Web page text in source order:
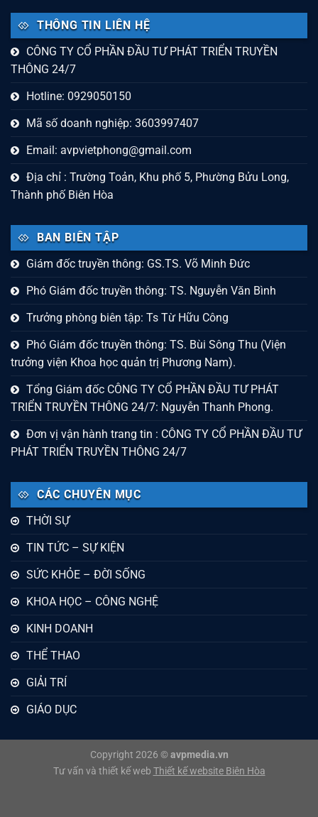
THÔNG TIN LIÊN HỆ
CÔNG TY CỔ PHẦN ĐẦU TƯ PHÁT TRIỂN TRUYỀN
THÔNG 24/7
Hotline: 0929050150
Mã số doanh nghiệp: 3603997407
Email: avpvietphong@gmail.com
Địa chỉ : Trường Toản, Khu phố 5, Phường Bửu Long,
Thành phố Biên Hòa
BAN BIÊN TẬP
Giám đốc truyền thông: GS.TS. Võ Minh Đức
Phó Giám đốc truyền thông: TS. Nguyễn Văn Bình
Trưởng phòng biên tập: Ts Từ Hữu Công
Phó Giám đốc truyền thông: TS. Bùi Sông Thu (Viện
trưởng viện Khoa học quản trị Phương Nam).
Tổng Giám đốc CÔNG TY CỔ PHẦN ĐẦU TƯ PHÁT
TRIỂN TRUYỀN THÔNG 24/7: Nguyễn Thanh Phong.
Đơn vị vận hành trang tin : CÔNG TY CỔ PHẦN ĐẦU TƯ
PHÁT TRIỂN TRUYỀN THÔNG 24/7
CÁC CHUYÊN MỤC
THỜI SỰ
TIN TỨC – SỰ KIỆN
SỨC KHỎE – ĐỜI SỐNG
KHOA HỌC – CÔNG NGHỆ
KINH DOANH
THỂ THAO
GIẢI TRÍ
GIÁO DỤC
Copyright 2026 © avpmedia.vn
Tư vấn và thiết kế web Thiết kế website Biên Hòa